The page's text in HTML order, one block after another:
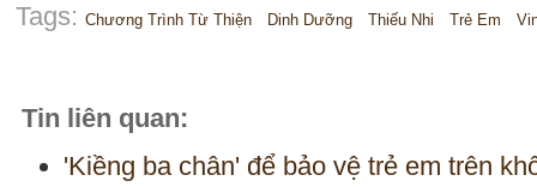
Tags: Chương Trình Từ Thiện Dinh Dưỡng Thiếu Nhi Trẻ Em
Tin liên quan:
'Kiềng ba chân' để bảo vệ trẻ em trên